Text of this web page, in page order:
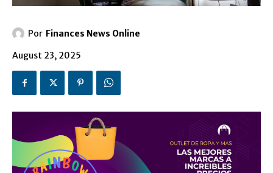
Por Finances News Online
August 23, 2025